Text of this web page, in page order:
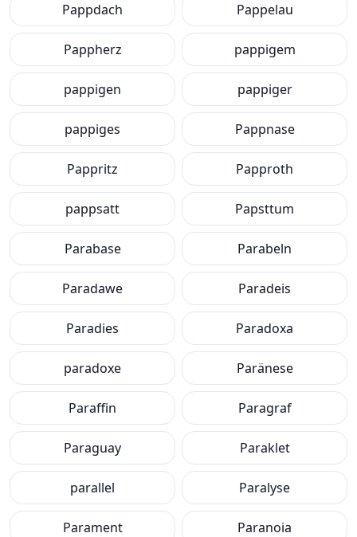
Pappdach Pappelau
Pappherz pappigem
pappigen pappiger
pappiges Pappnase
Pappritz Papproth
pappsatt Papsttum
Parabase Parabeln
Paradawe Paradeis
Paradies Paradoxa
paradoxe Paränese
Paraffin Paragraf
Paraguay Paraklet
parallel Paralyse
Parament Paranoia